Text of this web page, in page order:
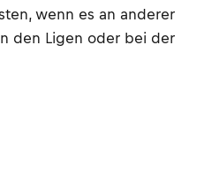
wenn es an anderer
den Ligen oder bei der